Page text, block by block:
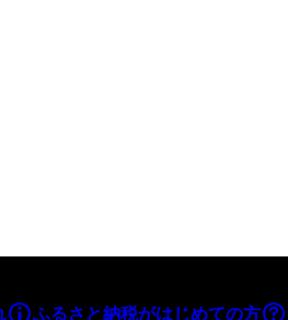
ふるさと納税がはじめての方